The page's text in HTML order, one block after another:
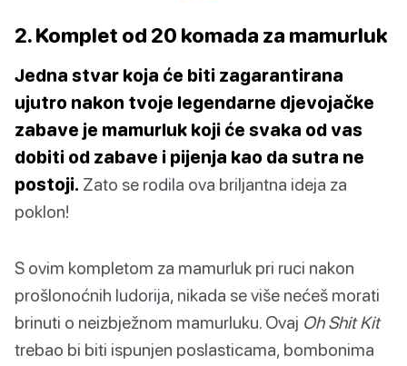
2. Komplet od 20 komada za mamurluk
Jedna stvar koja će biti zagarantirana
ujutro nakon tvoje legendarne djevojačke
zabave je mamurluk koji će svaka od vas
dobiti od zabave i pijenja kao da sutra ne
postoji. Zato se rodila ova briljantna ideja za
poklon!
S ovim kompletom za mamurluk pri ruci nakon
prošlonoćnih ludorija, nikada se više nećeš morati
brinuti o neizbježnom mamurluku. Ovaj Oh Shit Kit
trebao bi biti ispunjen poslasticama, bombonima